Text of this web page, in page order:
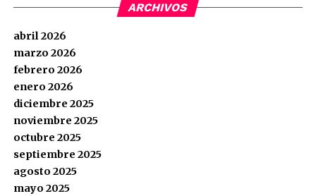
ARCHIVOS
abril 2026
marzo 2026
febrero 2026
enero 2026
diciembre 2025
noviembre 2025
octubre 2025
septiembre 2025
agosto 2025
mayo 2025